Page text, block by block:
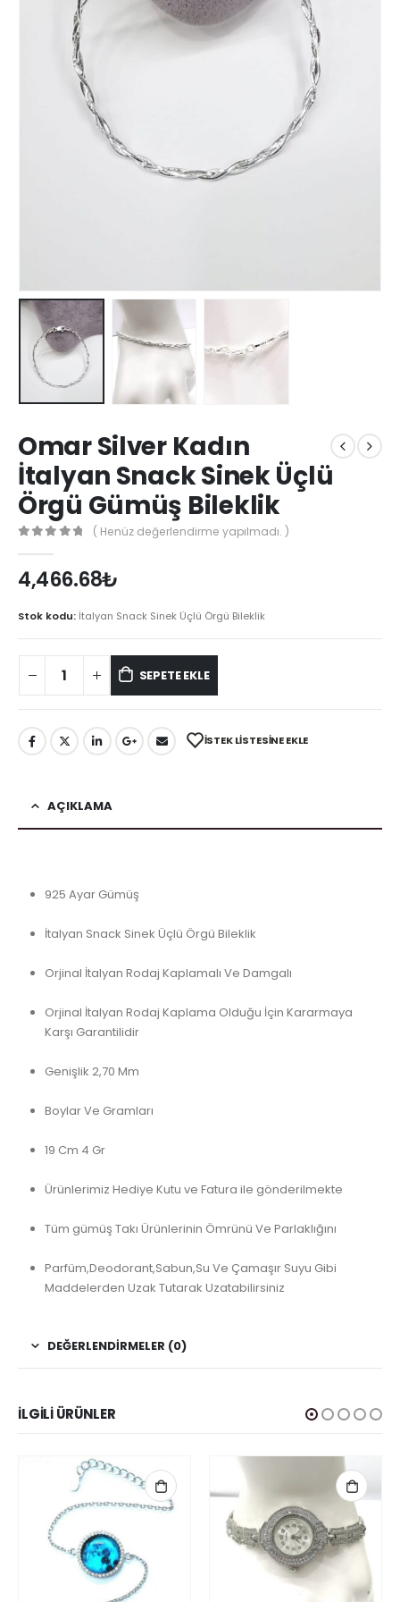
Omar Silver Kadın
İtalyan Snack Sinek Üçlü
Örgü Gümüş Bileklik
( Henüz değerlendirme yapılmadı. )
4,466.68₺
Stok kodu: İtalyan Snack Sinek Üçlü Örgü Bileklik
SEPETE EKLE
İSTEK LISTESINE EKLE
AÇIKLAMA
925 Ayar Gümüş
İtalyan Snack Sinek Üçlü Örgü Bileklik
Orjinal İtalyan Rodaj Kaplamalı Ve Damgalı
Orjinal İtalyan Rodaj Kaplama Olduğu İçin Kararmaya
Karşı Garantilidir
Genişlik 2,70 Mm
Boylar Ve Gramları
19 Cm 4 Gr
Ürünlerimiz Hediye Kutu ve Fatura ile gönderilmekte
Tüm gümüş Takı Ürünlerinin Ömrünü Ve Parlaklığını
Parfüm,Deodorant,Sabun,Su Ve Çamaşır Suyu Gibi
Maddelerden Uzak Tutarak Uzatabilirsiniz
DEĞERLENDIRMELER (0)
İLGILI ÜRÜNLER